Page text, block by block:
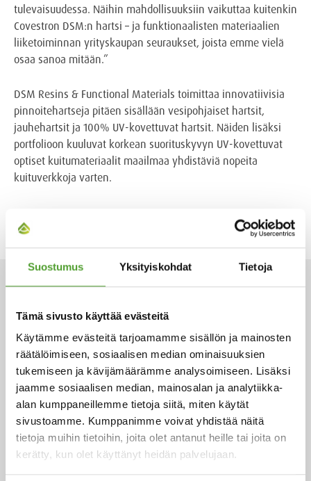
Suostumus Yksityiskohdat Tietoja
Tämä sivusto käyttää evästeitä
Käytämme evästeitä tarjoamamme sisällön ja mainosten
räätälöimiseen, sosiaalisen median ominaisuuksien
tukemiseen ja kävijämäärämme analysoimiseen. Lisäksi
jaamme sosiaalisen median, mainosalan ja analytiikka-
alan kumppaneillemme tietoja siitä, miten käytät
sivustoamme. Kumppanimme voivat yhdistää näitä
tietoja muihin tietoihin, joita olet antanut heille tai joita on
kerätty, kun olet käyttänyt heidän palvelujaan.
tulevaisuudessa. Näihin mahdollisuuksiin vaikuttaa kuitenkin
Covestron DSM:n hartsi – ja funktionaalisten materiaalien
liiketoiminnan yrityskaupan seuraukset, joista emme vielä
osaa sanoa mitään.”
DSM Resins & Functional Materials toimittaa innovatiivisia
pinnoitehartseja pitäen sisällään vesipohjaiset hartsit,
jauhehartsit ja 100% UV-kovettuvat hartsit. Näiden lisäksi
portfolioon kuuluvat korkean suorituskyvyn UV-kovettuvat
optiset kuitumateriaalit maailmaa yhdistäviä nopeita
kuituverkkoja varten.
2.7.2026
Adam Cederwall Baidori nimitetty
Algol Chemicalsin Scandinavia -
yksikön liiketoimintajohtajaksi